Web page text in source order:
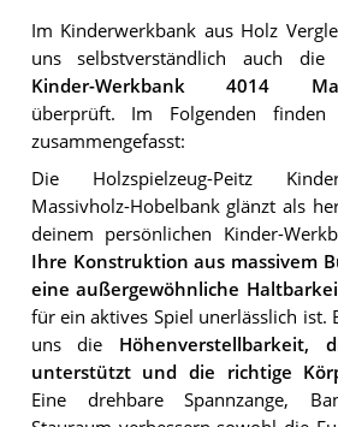
Im Kinderwerkbank aus Holz
uns selbstverständlich auch die
Kinder-Werkbank 4014
überprüft. Im Folgenden finden
zusammengefasst:
Die Holzspielzeug-Peitz
Massivholz-Hobelbank glänzt als
deinem persönlichen Kinder-
Ihre Konstruktion aus massivem
eine außergewöhnliche
für ein aktives Spiel unerlässlich ist.
uns die Höhenverstellbarkeit,
unterstützt und die richtige
Eine drehbare Spannzange,